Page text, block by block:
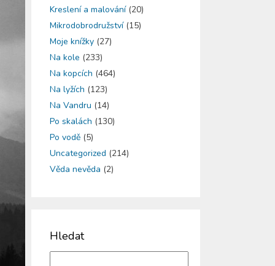
Kreslení a malování(20)
Mikrodobrodružství(15)
Moje knížky (27)
Na kole (233)
Na kopcích (464)
Na lyžích (123)
Na Vandru (14)
Po skalách (130)
Po vodě (5)
Uncategorized (214)
Věda nevěda (2)
Hledat